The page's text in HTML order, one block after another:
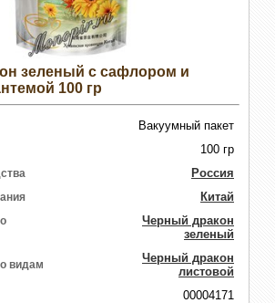
зеленый с сафлором и
100 гр
Вакуумный пакет
100 гр
Россия
Китай
Черный дракон
зеленый
видам
Черный дракон
листовой
00004171